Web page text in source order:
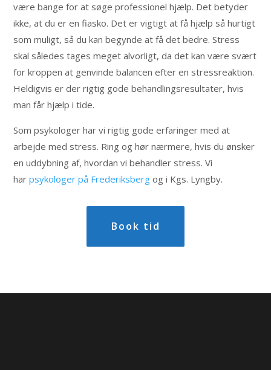
være bange for at søge professionel hjælp. Det betyder
ikke, at du er en fiasko. Det er vigtigt at få hjælp så hurtigt
som muligt, så du kan begynde at få det bedre. Stress
skal således tages meget alvorligt, da det kan være svært
for kroppen at genvinde balancen efter en stressreaktion.
Heldigvis er der rigtig gode behandlingsresultater, hvis
man får hjælp i tide.
Som psykologer har vi rigtig gode erfaringer med at
arbejde med stress. Ring og hør nærmere, hvis du ønsker
en uddybning af, hvordan vi behandler stress. Vi
har psykologer på Frederiksberg og i Kgs. Lyngby.
Book tid